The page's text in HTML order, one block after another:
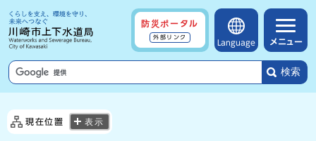
防災ポータル
外部リンク
Language メニュー
検索
現在位置 表示